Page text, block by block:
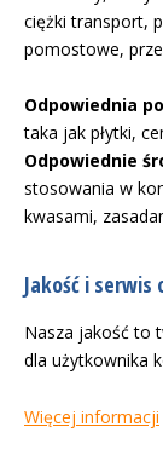
ciężki transport,
pomostowe,
Odpowiednia
taka jak płytki,
Odpowiednie
stosowania w
kwasami,
Jakość i serwis
Nasza jakość to
dla użytkownika
Więcej informacji